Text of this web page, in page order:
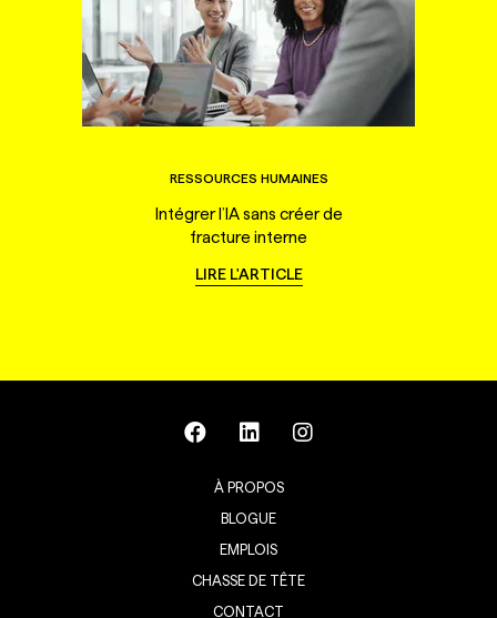
RESSOURCES HUMAINES
Intégrer l’IA sans créer de
fracture interne
LIRE L'ARTICLE
À PROPOS
BLOGUE
EMPLOIS
CHASSE DE TÊTE
CONTACT